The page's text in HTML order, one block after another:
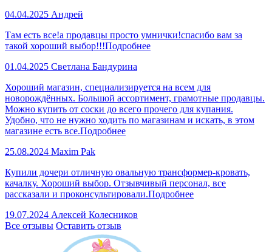
04.04.2025 Андрей
Там есть все!а продавцы просто умнички!спасибо вам за
такой хороший выбор!!!Подробнее
01.04.2025 Светлана Бандурина
Хороший магазин, специализируется на всем для
новорождённых. Большой ассортимент, грамотные продавцы.
Можно купить от соски до всего прочего для купания.
Удобно, что не нужно ходить по магазинам и искать, в этом
магазине есть все.Подробнее
25.08.2024 Maxim Pak
Купили дочери отличную овальную трансформер-кровать,
качалку. Хороший выбор. Отзывчивый персонал, все
рассказали и проконсультировали.Подробнее
19.07.2024 Алексей Колесников
Все отзывы Оставить отзыв